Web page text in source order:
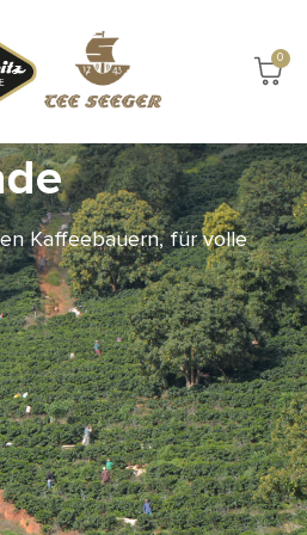
0
Kaffeebauern, für volle